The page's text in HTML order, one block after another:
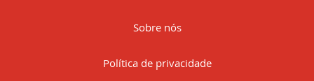
Sobre nós
Política de privacidade